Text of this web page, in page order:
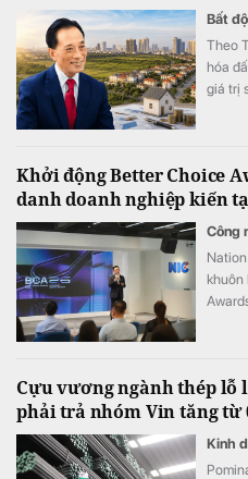
Bất
Theo
hóa
giá trị
Khởi động Better Choice
danh doanh nghiệp kiến
Công
khuôn
Cựu vương ngành thép lỗ
phải trả nhóm Vin tăng từ
Kinh